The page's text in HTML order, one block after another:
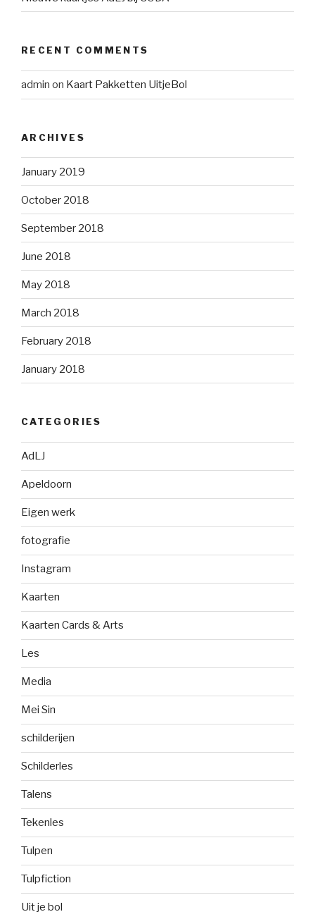
RECENT COMMENTS
admin on Kaart Pakketten UitjeBol
ARCHIVES
January 2019
October 2018
September 2018
June 2018
May 2018
March 2018
February 2018
January 2018
CATEGORIES
AdLJ
Apeldoorn
Eigen werk
fotografie
Instagram
Kaarten
Kaarten Cards & Arts
Les
Media
Mei Sin
schilderijen
Schilderles
Talens
Tekenles
Tulpen
Tulpfiction
Uit je bol